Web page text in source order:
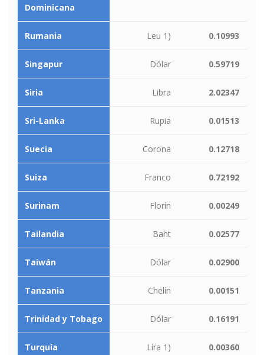
Dominicana
Rumania Leu 1) 0.10993
Singapur Dólar 0.59719
Siria Libra 2.02347
Sri-Lanka Rupia 0.01513
Suecia Corona 0.12718
Suiza Franco 0.72192
Surinam Florín 0.00249
Tailandia Baht 0.02577
Taiwán Dólar 0.02900
Tanzania Chelín 0.00151
Trinidad y Tobago Dólar 0.16191
Turquía Lira 1) 0.00360